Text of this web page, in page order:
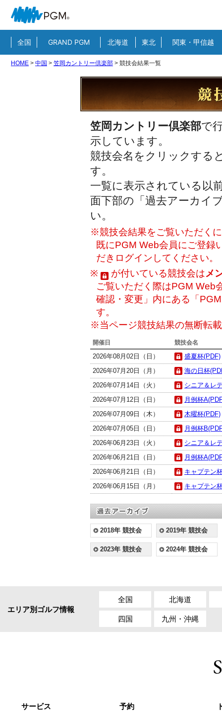
全国 GRAND PGM 北海道 東北 関東・甲信越
HOME > 中国 > 笠岡カントリー倶楽部 > 競技会結果一覧
笠岡カントリー倶楽部で
示しています。
競技会名をクリックする
す。
一覧に表示されている以
面下部の「過去アーカイ
い。
※競技会結果をご覧いただく
既にPGM Web会員にご登録
だきログインしてください。
※
が付いている競技会はメ
ご覧いただく際はPGM Web
確認・変更」内にある「
す。
※当ページ競技結果の無断転
開催日 競技会名
2026年08月02日（日）
盛夏杯(PDF)
2026年07月20日（月）
海の日杯
2026年07月14日（火）
シニア＆レ
2026年07月12日（日）
月例杯
2026年07月09日（木）
木曜杯(PDF)
2026年07月05日（日）
月例杯
2026年06月23日（火）
シニア＆レ
2026年06月21日（日）
月例杯
2026年06月21日（日）
キャプテン
2026年06月15日（月）
キャプテン
2018年 競技会 2019年 競技会
2023年 競技会 2024年 競技会
エリア別ゴルフ情報
全国 北海道
四国 九州・沖縄
サービス 予約